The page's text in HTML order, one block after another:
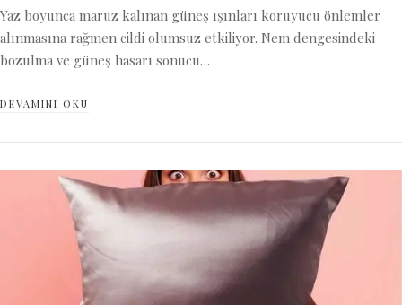
Yaz boyunca maruz kalınan güneş ışınları koruyucu önlemler
alınmasına rağmen cildi olumsuz etkiliyor. Nem dengesindeki
bozulma ve güneş hasarı sonucu…
DEVAMINI OKU